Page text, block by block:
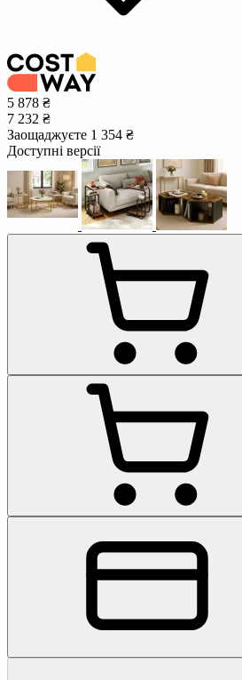
5 878 ₴
7 232 ₴
Заощаджуєте 1 354 ₴
Доступні версії